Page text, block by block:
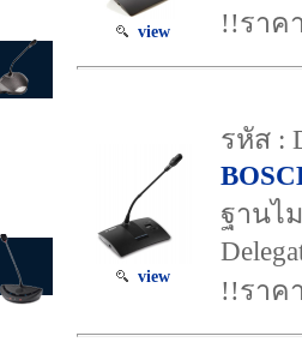
view
!!ราค
view
รหัส :
ฐานไ
!!ราค